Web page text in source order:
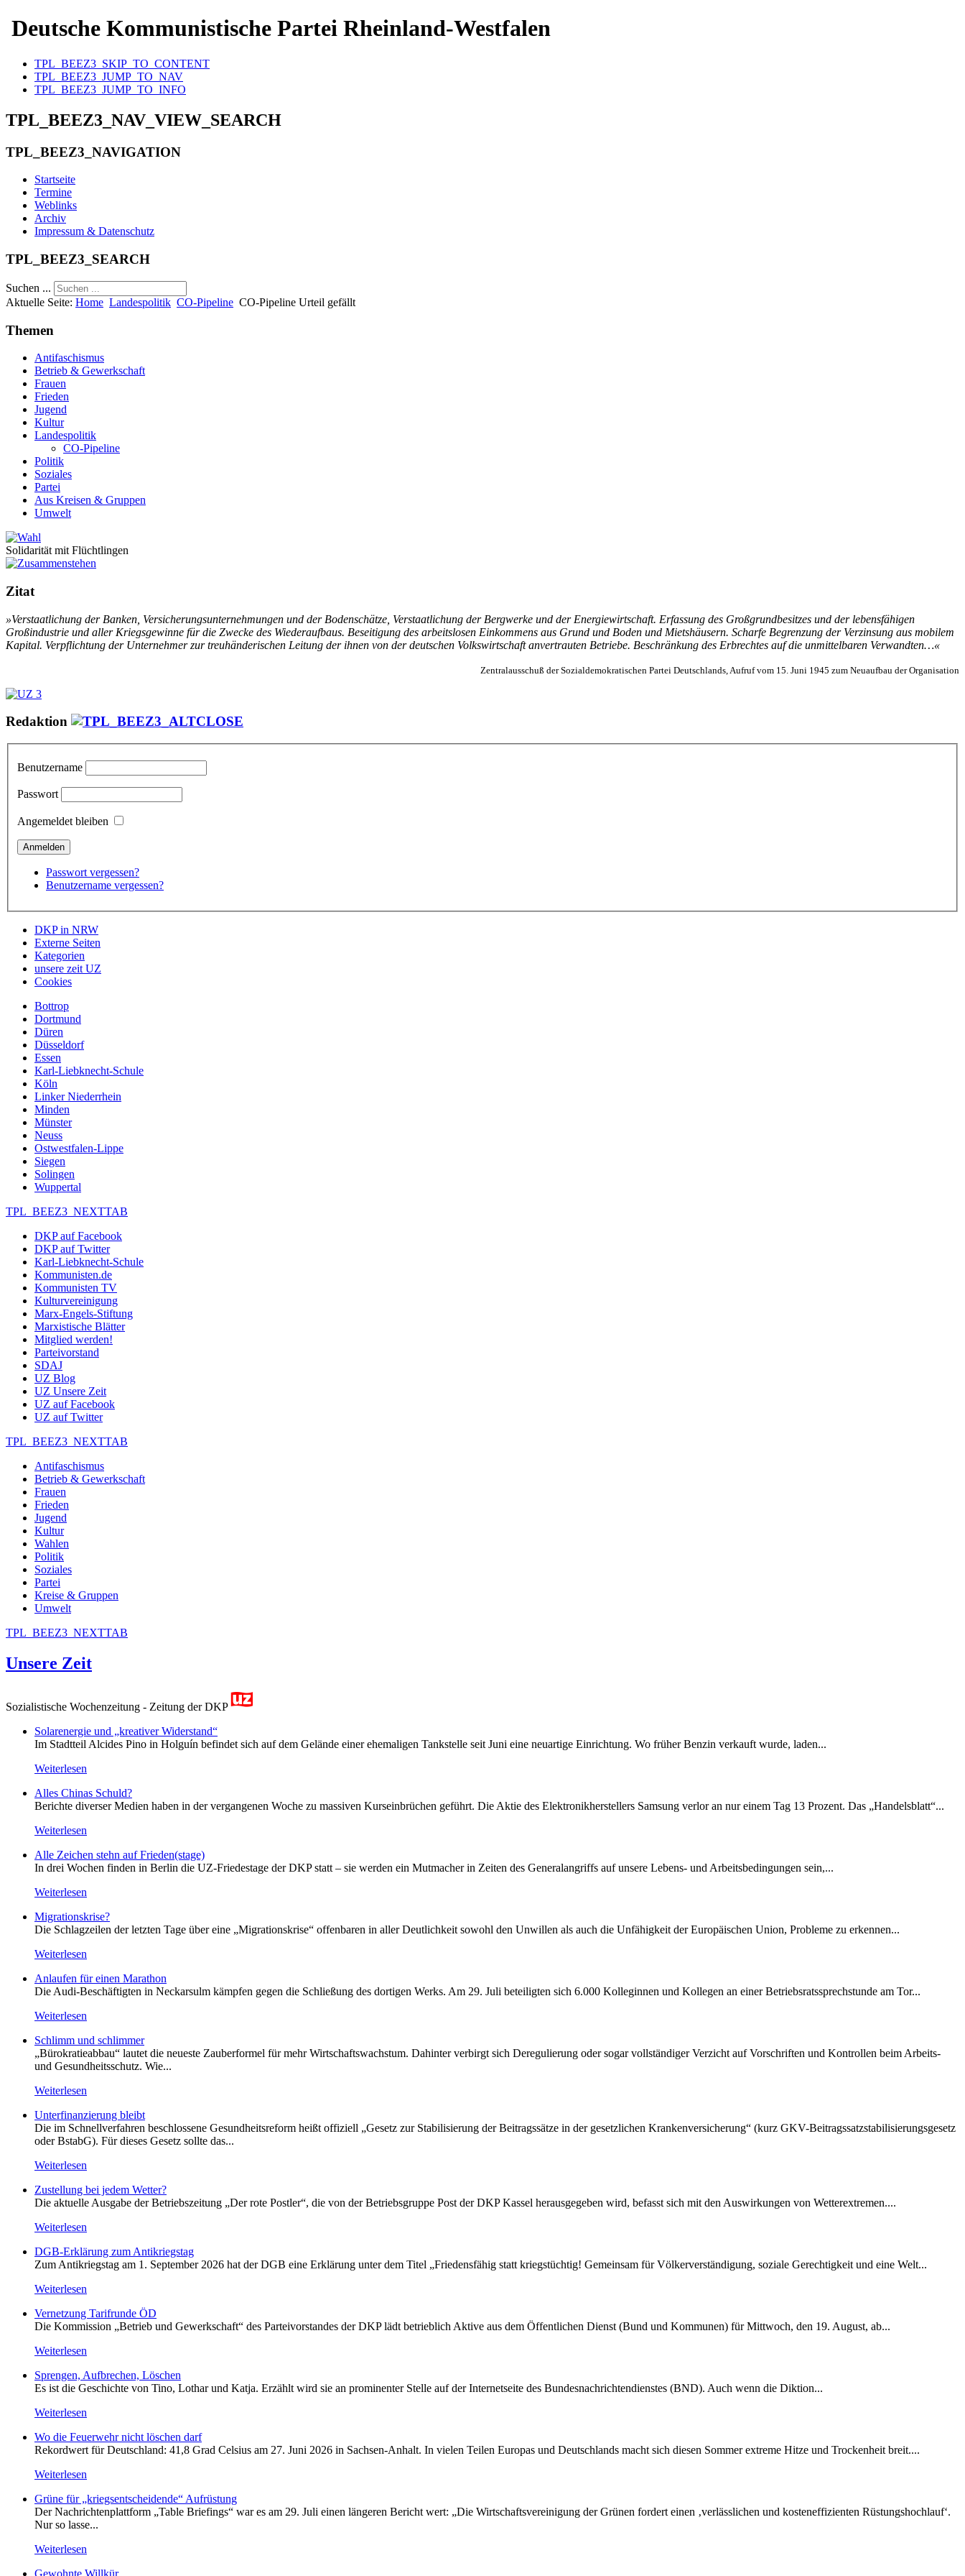
Deutsche Kommunistische Partei Rheinland-Westfalen
TPL_BEEZ3_SKIP_TO_CONTENT
TPL_BEEZ3_JUMP_TO_NAV
TPL_BEEZ3_JUMP_TO_INFO
TPL_BEEZ3_NAV_VIEW_SEARCH
TPL_BEEZ3_NAVIGATION
Startseite
Termine
Weblinks
Archiv
Impressum & Datenschutz
TPL_BEEZ3_SEARCH
Suchen ...
Aktuelle Seite: Home Landespolitik CO-Pipeline CO-Pipeline Urteil gefällt
Themen
Antifaschismus
Betrieb & Gewerkschaft
Frauen
Frieden
Jugend
Kultur
Landespolitik
CO-Pipeline
Politik
Soziales
Partei
Aus Kreisen & Gruppen
Umwelt
Solidarität mit Flüchtlingen
Zitat
»Verstaatlichung der Banken, Versicherungsunternehmungen und der Bodenschätze, Verstaatlichung der Bergwerke und der Energiewirtschaft. Erfassung des Großgrundbesitzes und der lebensfähigen
Großindustrie und aller Kriegsgewinne für die Zwecke des Wiederaufbaus. Beseitigung des arbeitslosen Einkommens aus Grund und Boden und Mietshäusern. Scharfe Begrenzung der Verzinsung aus mobilem
Kapital. Verpflichtung der Unternehmer zur treuhänderischen Leitung der ihnen von der deutschen Volkswirtschaft anvertrauten Betriebe. Beschränkung des Erbrechtes auf die unmittelbaren Verwandten…«
Zentralausschuß der Sozialdemokratischen Partei Deutschlands, Aufruf vom 15. Juni 1945 zum Neuaufbau der Organisation
Redaktion
Benutzername
Passwort
Angemeldet bleiben
Passwort vergessen?
Benutzername vergessen?
DKP in NRW
Externe Seiten
Kategorien
unsere zeit UZ
Cookies
Bottrop
Dortmund
Düren
Düsseldorf
Essen
Karl-Liebknecht-Schule
Köln
Linker Niederrhein
Minden
Münster
Neuss
Ostwestfalen-Lippe
Siegen
Solingen
Wuppertal
TPL_BEEZ3_NEXTTAB
DKP auf Facebook
DKP auf Twitter
Karl-Liebknecht-Schule
Kommunisten.de
Kommunisten TV
Kulturvereinigung
Marx-Engels-Stiftung
Marxistische Blätter
Mitglied werden!
Parteivorstand
SDAJ
UZ Blog
UZ Unsere Zeit
UZ auf Facebook
UZ auf Twitter
TPL_BEEZ3_NEXTTAB
Antifaschismus
Betrieb & Gewerkschaft
Frauen
Frieden
Jugend
Kultur
Wahlen
Politik
Soziales
Partei
Kreise & Gruppen
Umwelt
TPL_BEEZ3_NEXTTAB
Unsere Zeit
Sozialistische Wochenzeitung - Zeitung der DKP
Solarenergie und „kreativer Widerstand“
Im Stadtteil Alcides Pino in Holguín befindet sich auf dem Gelände einer ehemaligen Tankstelle seit Juni eine neuartige Einrichtung. Wo früher Benzin verkauft wurde, laden...
Weiterlesen
Alles Chinas Schuld?
Berichte diverser Medien haben in der vergangenen Woche zu massiven Kurseinbrüchen geführt. Die Aktie des Elektronikherstellers Samsung verlor an nur einem Tag 13 Prozent. Das „Handelsblatt“...
Weiterlesen
Alle Zeichen stehn auf Frieden(stage)
In drei Wochen finden in Berlin die UZ-Friedestage der DKP statt – sie werden ein Mutmacher in Zeiten des Generalangriffs auf unsere Lebens- und Arbeitsbedingungen sein,...
Weiterlesen
Migrationskrise?
Die Schlagzeilen der letzten Tage über eine „Migrationskrise“ offenbaren in aller Deutlichkeit sowohl den Unwillen als auch die Unfähigkeit der Europäischen Union, Probleme zu erkennen...
Weiterlesen
Anlaufen für einen Marathon
Die Audi-Beschäftigten in Neckarsulm kämpfen gegen die Schließung des dortigen Werks. Am 29. Juli beteiligten sich 6.000 Kolleginnen und Kollegen an einer Betriebsratssprechstunde am Tor...
Weiterlesen
Schlimm und schlimmer
„Bürokratieabbau“ lautet die neueste Zauberformel für mehr Wirtschaftswachstum. Dahinter verbirgt sich Deregulierung oder sogar vollständiger Verzicht auf Vorschriften und Kontrollen beim Arbeits-
und Gesundheitsschutz. Wie...
Weiterlesen
Unterfinanzierung bleibt
Die im Schnellverfahren beschlossene Gesundheitsreform heißt offiziell „Gesetz zur Stabilisierung der Beitragssätze in der gesetzlichen Krankenversicherung“ (kurz GKV-Beitragssatzstabilisierungsgesetz
oder BstabG). Für dieses Gesetz sollte das...
Weiterlesen
Zustellung bei jedem Wetter?
Die aktuelle Ausgabe der Betriebszeitung „Der rote Postler“, die von der Betriebsgruppe Post der DKP Kassel herausgegeben wird, befasst sich mit den Auswirkungen von Wetterextremen....
Weiterlesen
DGB-Erklärung zum Antikriegstag
Zum Antikriegstag am 1. September 2026 hat der DGB eine Erklärung unter dem Titel „Friedensfähig statt kriegstüchtig! Gemeinsam für Völkerverständigung, soziale Gerechtigkeit und eine Welt...
Weiterlesen
Vernetzung Tarifrunde ÖD
Die Kommission „Betrieb und Gewerkschaft“ des Parteivorstandes der DKP lädt betrieblich Aktive aus dem Öffentlichen Dienst (Bund und Kommunen) für Mittwoch, den 19. August, ab...
Weiterlesen
Sprengen, Aufbrechen, Löschen
Es ist die Geschichte von Tino, Lothar und Katja. Erzählt wird sie an prominenter Stelle auf der Internetseite des Bundesnachrichtendienstes (BND). Auch wenn die Diktion...
Weiterlesen
Wo die Feuerwehr nicht löschen darf
Rekordwert für Deutschland: 41,8 Grad Celsius am 27. Juni 2026 in Sachsen-Anhalt. In vielen Teilen Europas und Deutschlands macht sich diesen Sommer extreme Hitze und Trockenheit breit....
Weiterlesen
Grüne für „kriegsentscheidende“ Aufrüstung
Der Nachrichtenplattform „Table Briefings“ war es am 29. Juli einen längeren Bericht wert: „Die Wirtschaftsvereinigung der Grünen fordert einen ‚verlässlichen und kosteneffizienten Rüstungshochlauf‘.
Nur so lasse...
Weiterlesen
Gewohnte Willkür